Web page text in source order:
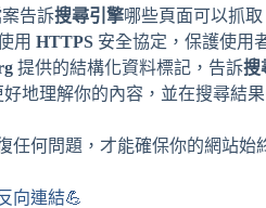
告訴搜尋引擎哪些頁面可以抓
用 HTTPS 安全協定，保護使用
提供的結構化資料標記，告訴搜
好地理解你的內容，並在搜尋結
任何問題，才能確保你的網站始
向連結💪